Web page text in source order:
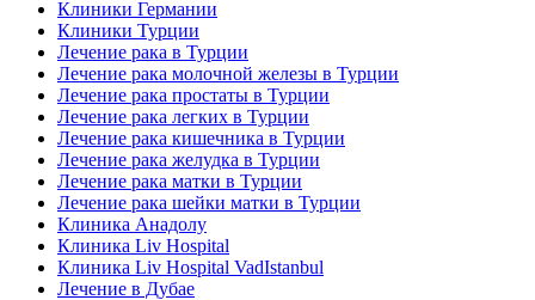
Клиники Германии
Клиники Турции
Лечение рака в Турции
Лечение рака молочной железы в Турции
Лечение рака простаты в Турции
Лечение рака легких в Турции
Лечение рака кишечника в Турции
Лечение рака желудка в Турции
Лечение рака матки в Турции
Лечение рака шейки матки в Турции
Клиника Анадолу
Клиника Liv Hospital
Клиника Liv Hospital VadIstanbul
Лечение в Дубае